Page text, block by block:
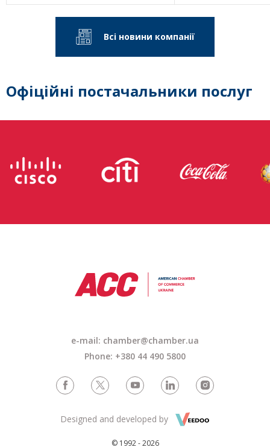
Всі новини компанії
Офіційні постачальники послуг
e-mail: chamber@chamber.ua
Phone: +380 44 490 5800
© 1992 - 2026
Designed and developed by